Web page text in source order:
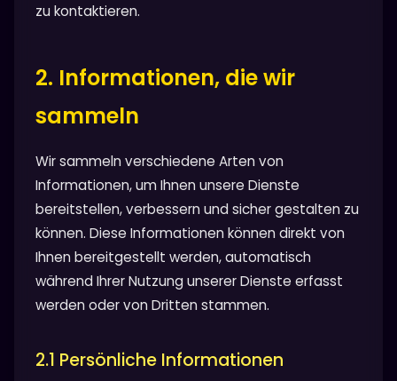
zu kontaktieren.
2. Informationen, die wir
sammeln
Wir sammeln verschiedene Arten von
Informationen, um Ihnen unsere Dienste
bereitstellen, verbessern und sicher gestalten zu
können. Diese Informationen können direkt von
Ihnen bereitgestellt werden, automatisch
während Ihrer Nutzung unserer Dienste erfasst
werden oder von Dritten stammen.
2.1 Persönliche Informationen